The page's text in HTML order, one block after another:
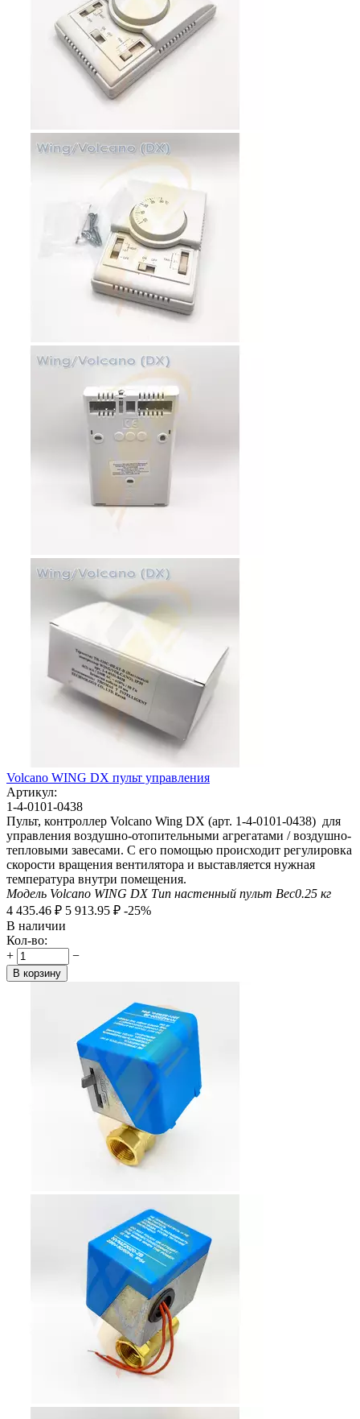
Volcano WING DX пульт управления
Артикул:
1-4-0101-0438
Пульт, контроллер Volcano Wing DX (арт. 1-4-0101-0438) для
управления воздушно-отопительными агрегатами / воздушно-
тепловыми завесами. С его помощью происходит регулировка
скорости вращения вентилятора и выставляется нужная
температура внутри помещения.
Модель Volcano WING DX Тип настенный пульт Вес0.25 кг
4 435.46 ₽ 5 913.95 ₽ -25%
В наличии
Кол-во:
+
−
В корзину